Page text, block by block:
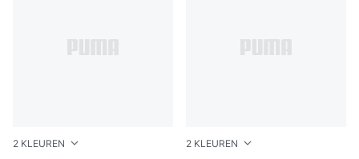
2 KLEUREN 2 KLEUREN